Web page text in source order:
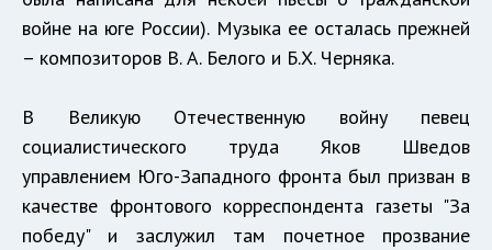
войне на юге России). Музыка ее осталась прежней
– композиторов В. А. Белого и Б.Х. Черняка.
В Великую Отечественную войну певец
социалистического труда Яков Шведов
управлением Юго-Западного фронта был призван в
качестве фронтового корреспондента газеты "За
победу" и заслужил там почетное прозвание